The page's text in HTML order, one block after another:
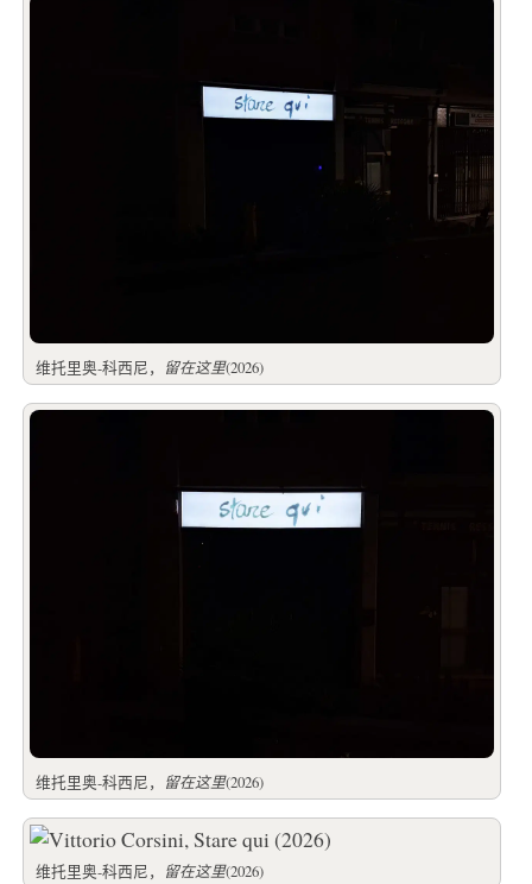
维托里奥-科西尼， 留在这里(2026)
维托里奥-科西尼， 留在这里(2026)
维托里奥-科西尼， 留在这里(2026)